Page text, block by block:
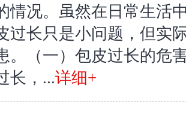
情况。虽然在日常生活
过长只是小问题，但实
。（一）包皮过长的危
长，...详细+